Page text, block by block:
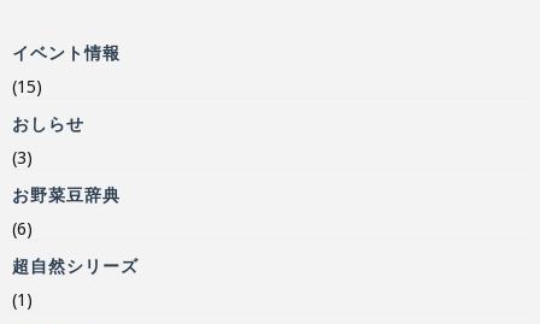
イベント情報
(15)
おしらせ
(3)
お野菜豆辞典
(6)
超自然シリーズ
(1)